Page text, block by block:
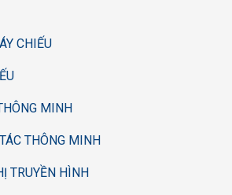
CHIẾU
MINH
THÔNG MINH
TRUYỀN HÌNH